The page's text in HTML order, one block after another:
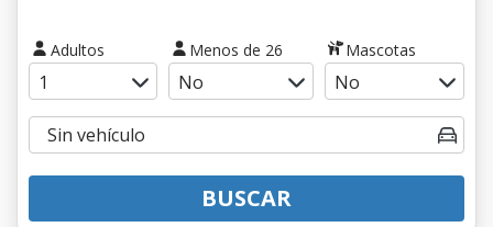
Adultos Menos de 26 Mascotas
BUSCAR